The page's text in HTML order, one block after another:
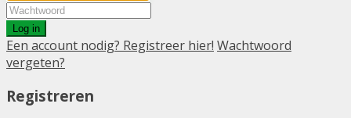
Log in
Een account nodig? Registreer hier! Wachtwoord
vergeten?
Registreren